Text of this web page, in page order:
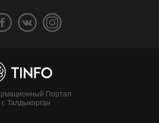
Портал
г. Талдыкорган